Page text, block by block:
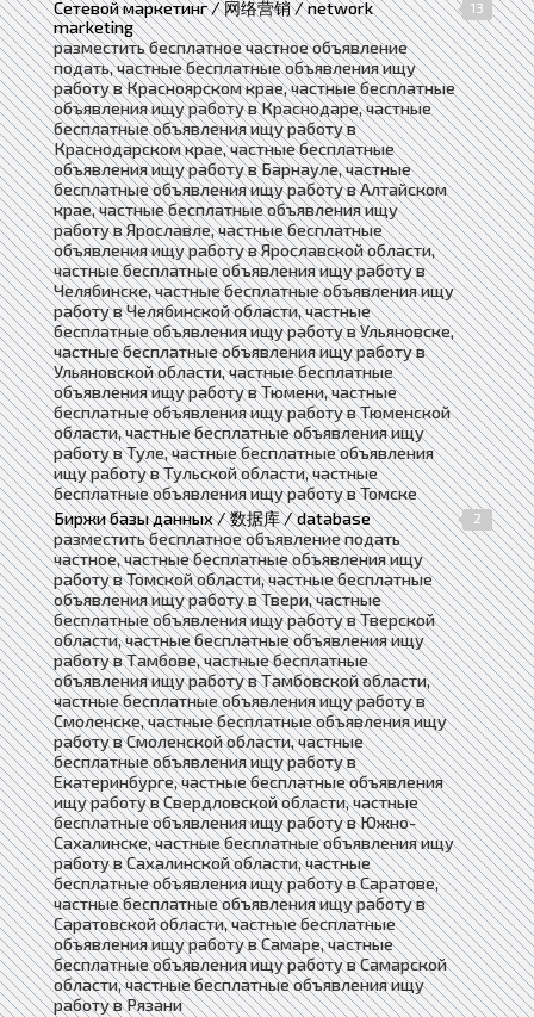
Сетевой маркетинг / 网络营销 / network
marketing
13
разместить бесплатное частное объявление
подать, частные бесплатные объявления ищу
работу в Красноярском крае, частные бесплатные
объявления ищу работу в Краснодаре, частные
бесплатные объявления ищу работу в
Краснодарском крае, частные бесплатные
объявления ищу работу в Барнауле, частные
бесплатные объявления ищу работу в Алтайском
крае, частные бесплатные объявления ищу
работу в Ярославле, частные бесплатные
объявления ищу работу в Ярославской области,
частные бесплатные объявления ищу работу в
Челябинске, частные бесплатные объявления ищу
работу в Челябинской области, частные
бесплатные объявления ищу работу в Ульяновске,
частные бесплатные объявления ищу работу в
Ульяновской области, частные бесплатные
объявления ищу работу в Тюмени, частные
бесплатные объявления ищу работу в Тюменской
области, частные бесплатные объявления ищу
работу в Туле, частные бесплатные объявления
ищу работу в Тульской области, частные
бесплатные объявления ищу работу в Томске
Биржи базы данных / 数据库 / database
2
разместить бесплатное объявление подать
частное, частные бесплатные объявления ищу
работу в Томской области, частные бесплатные
объявления ищу работу в Твери, частные
бесплатные объявления ищу работу в Тверской
области, частные бесплатные объявления ищу
работу в Тамбове, частные бесплатные
объявления ищу работу в Тамбовской области,
частные бесплатные объявления ищу работу в
Смоленске, частные бесплатные объявления ищу
работу в Смоленской области, частные
бесплатные объявления ищу работу в
Екатеринбурге, частные бесплатные объявления
ищу работу в Свердловской области, частные
бесплатные объявления ищу работу в Южно-
Сахалинске, частные бесплатные объявления ищу
работу в Сахалинской области, частные
бесплатные объявления ищу работу в Саратове,
частные бесплатные объявления ищу работу в
Саратовской области, частные бесплатные
объявления ищу работу в Самаре, частные
бесплатные объявления ищу работу в Самарской
области, частные бесплатные объявления ищу
работу в Рязани